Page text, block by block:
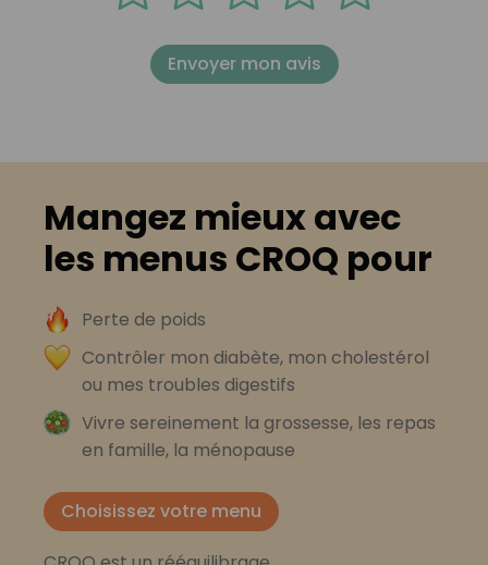
Envoyer mon avis
Mangez mieux avec
les menus CROQ pour
Perte de poids
Contrôler mon diabète, mon cholestérol
ou mes troubles digestifs
Vivre sereinement la grossesse, les repas
en famille, la ménopause
Choisissez votre menu